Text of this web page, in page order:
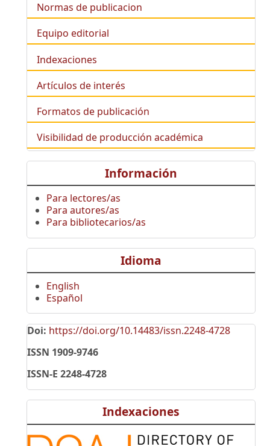
Normas de publicacion
Equipo editorial
Indexaciones
Artículos de interés
Formatos de publicación
Visibilidad de producción académica
Información
Para lectores/as
Para autores/as
Para bibliotecarios/as
Idioma
English
Español
Doi: https://doi.org/10.14483/issn.2248-4728
ISSN 1909-9746
ISSN-E 2248-4728
Indexaciones